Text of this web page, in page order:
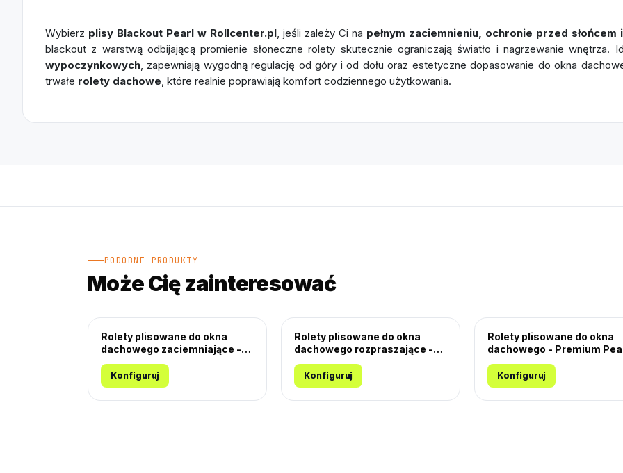
Wybierz plisy Blackout Pearl w Rollcenter.pl, jeśli zależy Ci na pełnym zaciemnieniu, ochronie przed
blackout z warstwą odbijającą promienie słoneczne rolety skutecznie ograniczają światło i nagrzewanie wnętrza.
wypoczynkowych, zapewniają wygodną regulację od góry i od dołu oraz estetyczne dopasowanie do okna
trwałe rolety dachowe, które realnie poprawiają komfort codziennego użytkowania.
PODOBNE PRODUKTY
Może Cię zainteresować
Rolety plisowane do okna
dachowego zaciemniające -
Plaster Miodu
Konfiguruj
Rolety plisowane do okna
dachowego rozpraszające -
Plaster Miodu
Konfiguruj
Rolety plisowane do okna
dachowego - Premium
Konfiguruj